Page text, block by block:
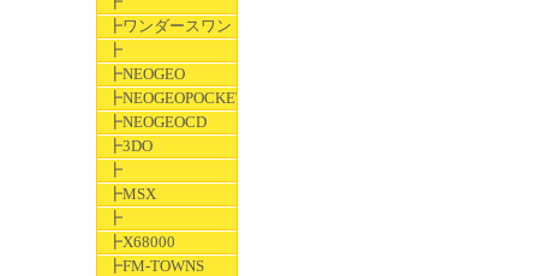
┣ワンダースワン
┣
┣NEOGEO
┣NEOGEOPOCKET
┣NEOGEOCD
┣3DO
┣
┣MSX
┣
┣X68000
┣FM-TOWNS